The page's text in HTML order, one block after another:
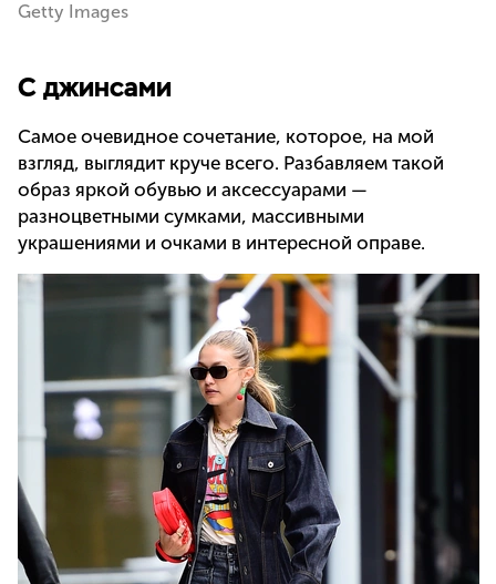
Getty Images
С джинсами
Самое очевидное сочетание, которое, на мой
взгляд, выглядит круче всего. Разбавляем такой
образ яркой обувью и аксессуарами —
разноцветными сумками, массивными
украшениями и очками в интересной оправе.